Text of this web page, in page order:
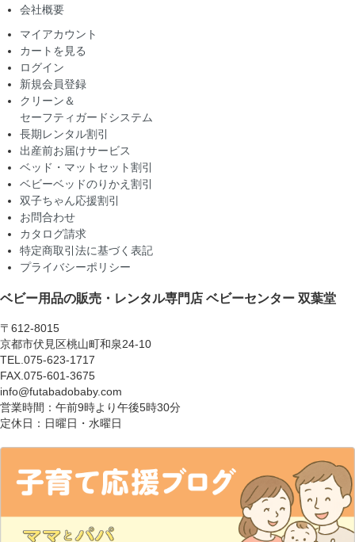
会社概要
マイアカウント
カートを見る
ログイン
新規会員登録
クリーン＆
セーフティガードシステム
長期レンタル割引
出産前お届けサービス
ベッド・マットセット割引
ベビーベッドのりかえ割引
双子ちゃん応援割引
お問合わせ
カタログ請求
特定商取引法に基づく表記
プライバシーポリシー
ベビー用品の販売・レンタル専門店 ベビーセンター 双葉堂
〒612-8015
京都市伏見区桃山町和泉24-10
TEL.075-623-1717
FAX.075-601-3675
info@futabadobaby.com
営業時間：午前9時より午後5時30分
定休日：日曜日・水曜日